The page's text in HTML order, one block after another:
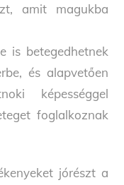
amit magukba
is betegedhetnek
és alapvetően
képességgel
foglalkoznak
jórészt a